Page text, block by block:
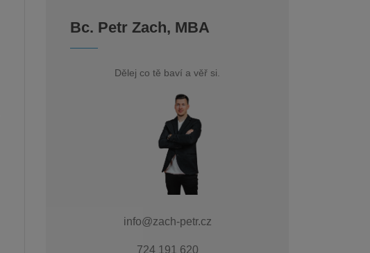
Bc. Petr Zach, MBA
Dělej co tě baví a věř si.
info@zach-petr.cz
724 191 620